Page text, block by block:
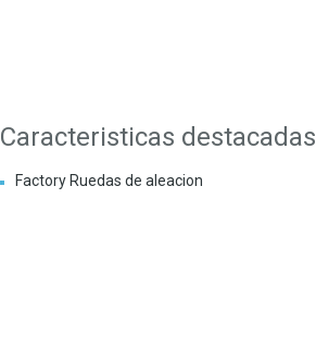
Caracteristicas destacadas
Factory Ruedas de aleacion